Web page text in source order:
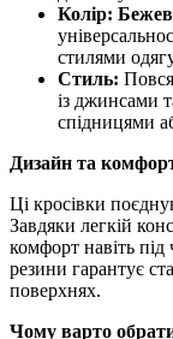
Колір:
стилями
Стиль:
із джинсами
спідницями
Дизайн та
Ці кросівки
Завдяки легкій
комфорт навіть
резини гарантує
поверхнях.
Чому варто